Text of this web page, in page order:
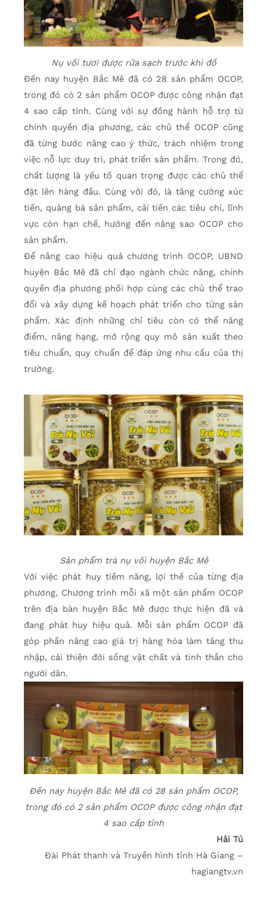
Nụ vối tươi được rửa sạch trước khi đồ
Đến nay huyện Bắc Mê đã có 28 sản phẩm OCOP,
trong đó có 2 sản phẩm OCOP được công nhận đạt
4 sao cấp tỉnh. Cùng với sự đồng hành hỗ trợ từ
chính quyền địa phương, các chủ thể OCOP cũng
đã từng bước nâng cao ý thức, trách nhiệm trong
việc nỗ lực duy trì, phát triển sản phẩm. Trong đó,
chất lượng là yếu tố quan trọng được các chủ thể
đặt lên hàng đầu. Cùng với đó, là tăng cường xúc
tiến, quảng bá sản phẩm, cải tiến các tiêu chí, lĩnh
vực còn hạn chế, hướng đến nâng sao OCOP cho
sản phẩm.
Để nâng cao hiệu quả chương trình OCOP, UBND
huyện Bắc Mê đã chỉ đạo ngành chức năng, chính
quyền địa phương phối hợp cùng các chủ thể trao
đổi và xây dựng kế hoạch phát triển cho từng sản
phẩm. Xác định những chỉ tiêu còn có thể nâng
điểm, nâng hạng, mở rộng quy mô sản xuất theo
tiêu chuẩn, quy chuẩn để đáp ứng nhu cầu của thị
trường.
Sản phẩm trà nụ vối huyện Bắc Mê
Với việc phát huy tiềm năng, lợi thế của từng địa
phương, Chương trình mỗi xã một sản phẩm OCOP
trên địa bàn huyện Bắc Mê được thực hiện đã và
đang phát huy hiệu quả. Mỗi sản phẩm OCOP đã
góp phần nâng cao giá trị hàng hóa làm tăng thu
nhập, cải thiện đời sống vật chất và tinh thần cho
người dân.
Đến nay huyện Bắc Mê đã có 28 sản phẩm OCOP,
trong đó có 2 sản phẩm OCOP được công nhận đạt
4 sao cấp tỉnh
Hải Tú
Đài Phát thanh và Truyền hình tỉnh Hà Giang –
hagiangtv.vn